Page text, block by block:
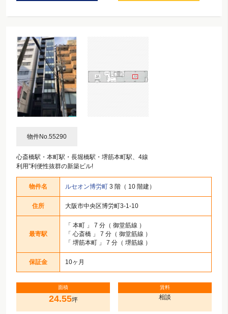
物件No.55290
心斎橋駅・本町駅・長堀橋駅・堺筋本町駅、4線
利用”利便性抜群の新築ビル!
物件名 ルセオン博労町 3 階（ 10 階建）
住所 大阪市中央区博労町3-1-10
最寄駅
「 本町 」 7 分（ 御堂筋線 ）
「 心斎橋 」 7 分（ 御堂筋線 ）
「 堺筋本町 」 7 分（ 堺筋線 ）
保証金 10ヶ月
面積
24.55坪
賃料
相談